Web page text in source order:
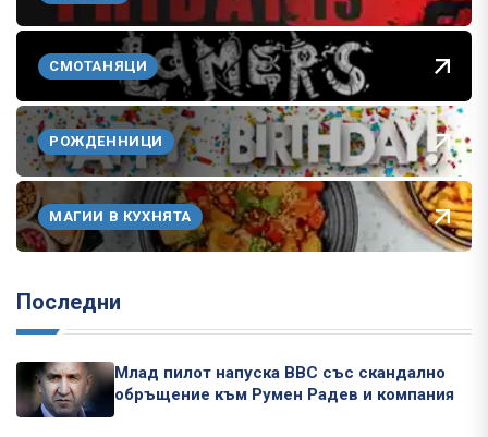
СМОТАНЯЦИ
РОЖДЕННИЦИ
МАГИИ В КУХНЯТА
Последни
Млад пилот напуска ВВС със скандално
обръщение към Румен Радев и компания